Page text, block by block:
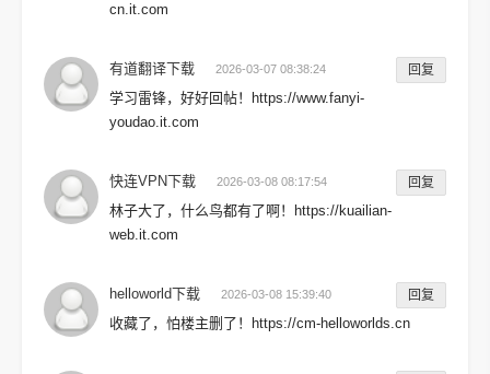
cn.it.com
有道翻译下载 2026-03-07 08:38:24 回复
学习雷锋，好好回帖！https://www.fanyi-
youdao.it.com
快连VPN下载 2026-03-08 08:17:54 回复
林子大了，什么鸟都有了啊！https://kuailian-
web.it.com
helloworld下载 2026-03-08 15:39:40 回复
收藏了，怕楼主删了！https://cm-helloworlds.cn